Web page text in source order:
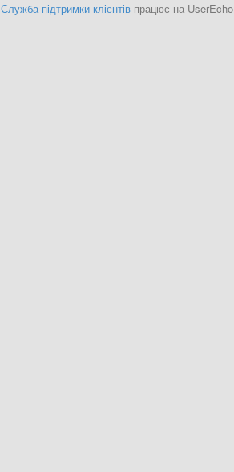
Служба підтримки клієнтівпрацює на UserEcho